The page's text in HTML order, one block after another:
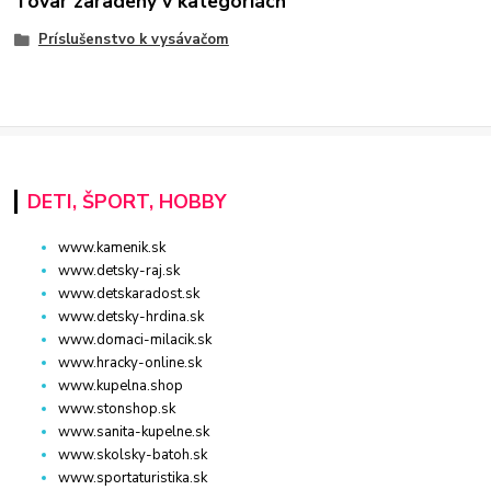
Príslušenstvo k vysávačom
DETI, ŠPORT, HOBBY
www.kamenik.sk
www.detsky-raj.sk
www.detskaradost.sk
www.detsky-hrdina.sk
www.domaci-milacik.sk
www.hracky-online.sk
www.kupelna.shop
www.stonshop.sk
www.sanita-kupelne.sk
www.skolsky-batoh.sk
www.sportaturistika.sk